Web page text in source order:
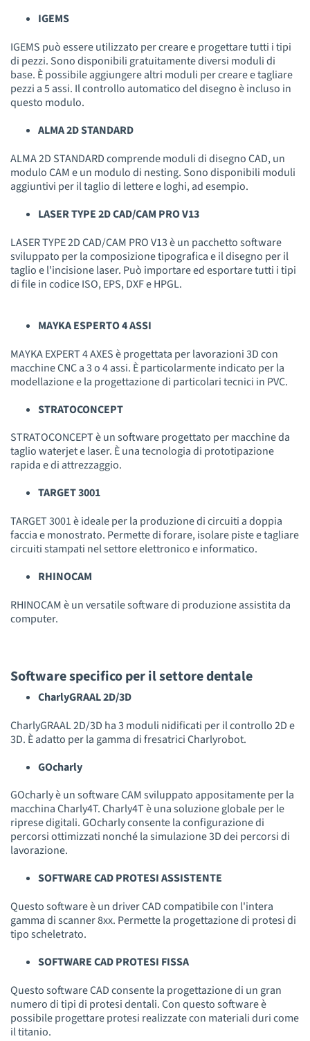
IGEMS
IGEMS può essere utilizzato per creare e progettare tutti i tipi
di pezzi. Sono disponibili gratuitamente diversi moduli di
base. È possibile aggiungere altri moduli per creare e tagliare
pezzi a 5 assi. Il controllo automatico del disegno è incluso in
questo modulo.
ALMA 2D STANDARD
ALMA 2D STANDARD comprende moduli di disegno CAD, un
modulo CAM e un modulo di nesting. Sono disponibili moduli
aggiuntivi per il taglio di lettere e loghi, ad esempio.
LASER TYPE 2D CAD/CAM PRO V13
LASER TYPE 2D CAD/CAM PRO V13 è un pacchetto software
sviluppato per la composizione tipografica e il disegno per il
taglio e l'incisione laser. Può importare ed esportare tutti i tipi
di file in codice ISO, EPS, DXF e HPGL.
MAYKA ESPERTO 4 ASSI
MAYKA EXPERT 4 AXES è progettata per lavorazioni 3D con
macchine CNC a 3 o 4 assi. È particolarmente indicato per la
modellazione e la progettazione di particolari tecnici in PVC.
STRATOCONCEPT
STRATOCONCEPT è un software progettato per macchine da
taglio waterjet e laser. È una tecnologia di prototipazione
rapida e di attrezzaggio.
TARGET 3001
TARGET 3001 è ideale per la produzione di circuiti a doppia
faccia e monostrato. Permette di forare, isolare piste e tagliare
circuiti stampati nel settore elettronico e informatico.
RHINOCAM
RHINOCAM è un versatile software di produzione assistita da
computer.
Software specifico per il settore dentale
CharlyGRAAL 2D/3D
CharlyGRAAL 2D/3D ha 3 moduli nidificati per il controllo 2D e
3D. È adatto per la gamma di fresatrici Charlyrobot.
GOcharly
GOcharly è un software CAM sviluppato appositamente per la
macchina Charly4T. Charly4T è una soluzione globale per le
riprese digitali. GOcharly consente la configurazione di
percorsi ottimizzati nonché la simulazione 3D dei percorsi di
lavorazione.
SOFTWARE CAD PROTESI ASSISTENTE
Questo software è un driver CAD compatibile con l'intera
gamma di scanner 8xx. Permette la progettazione di protesi di
tipo scheletrato.
SOFTWARE CAD PROTESI FISSA
Questo software CAD consente la progettazione di un gran
numero di tipi di protesi dentali. Con questo software è
possibile progettare protesi realizzate con materiali duri come
il titanio.